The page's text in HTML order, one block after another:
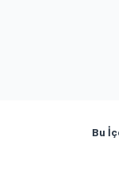
Bu